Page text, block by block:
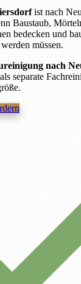
ist nach
Baustaub,
bedecken und
müssen.
nach
separate